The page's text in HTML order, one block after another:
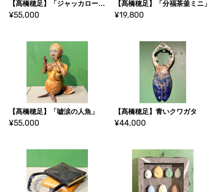
【髙橋穂足】「ジャッカロープ（成体・蛹）」
¥55,000
【髙橋穂足】「分福茶釜ミニ」
¥19,800
【髙橋穂足】「嘘涙の人魚」
¥55,000
【髙橋穂足】青いクワガタ
¥44,000